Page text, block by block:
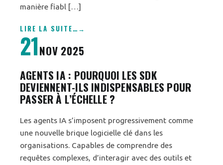
manière fiabl […]
LIRE LA SUITE…
21NOV 2025
AGENTS IA : POURQUOI LES SDK
DEVIENNENT-ILS INDISPENSABLES POUR
PASSER À L’ÉCHELLE ?
Les agents IA s’imposent progressivement comme
une nouvelle brique logicielle clé dans les
organisations. Capables de comprendre des
requêtes complexes, d’interagir avec des outils et